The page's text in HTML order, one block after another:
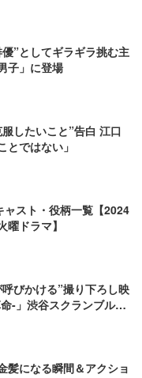
”としてギラギラ挑む主
子」に登場
したいこと”告白 江口
とではない」
ャスト・役柄一覧【2024
ドラマ】
びかける”撮り下ろし映
-」渋谷スクランブル交
髪になる瞬間＆アクショ